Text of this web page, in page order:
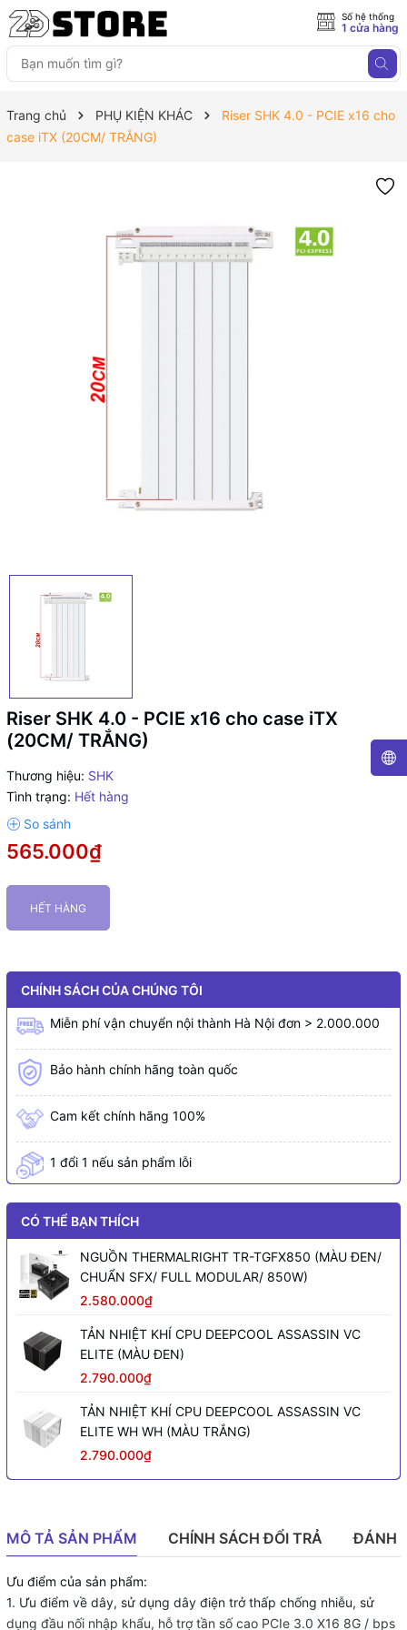
Số hệ thống
1 cửa hàng
Trang chủ PHỤ KIỆN KHÁC
Riser SHK 4.0 - PCIE x16 cho
case iTX (20CM/ TRẮNG)
Riser SHK 4.0 - PCIE x16 cho case iTX
(20CM/ TRẮNG)
Thương hiệu: SHK
Tình trạng: Hết hàng
565.000₫
HẾT HÀNG
CHÍNH SÁCH CỦA CHÚNG TÔI
Miễn phí vận chuyển nội thành Hà Nội đơn > 2.000.000
Bảo hành chính hãng toàn quốc
Cam kết chính hãng 100%
1 đổi 1 nếu sản phẩm lỗi
CÓ THỂ BẠN THÍCH
NGUỒN THERMALRIGHT TR-TGFX850 (MÀU ĐEN/
CHUẨN SFX/ FULL MODULAR/ 850W)
2.580.000₫
TẢN NHIỆT KHÍ CPU DEEPCOOL ASSASSIN VC
ELITE (MÀU ĐEN)
2.790.000₫
TẢN NHIỆT KHÍ CPU DEEPCOOL ASSASSIN VC
ELITE WH WH (MÀU TRẮNG)
2.790.000₫
MÔ TẢ SẢN PHẨM CHÍNH SÁCH ĐỔI TRẢ ĐÁNH
Ưu điểm của sản phẩm:
1. Ưu điểm về dây, sử dụng dây điện trở thấp chống nhiễu, sử
dụng đầu nối nhập khẩu, hỗ trợ tần số cao PCIe 3.0 X16 8G / bps